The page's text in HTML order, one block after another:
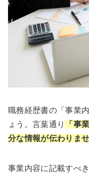
職務経歴書の「事業
ょう。言葉通り
「事
分な情報が伝わりませ
事業内容に記載すべ